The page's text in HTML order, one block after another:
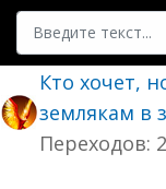
Поиск
Кто хочет,
землякам в
Переходов: